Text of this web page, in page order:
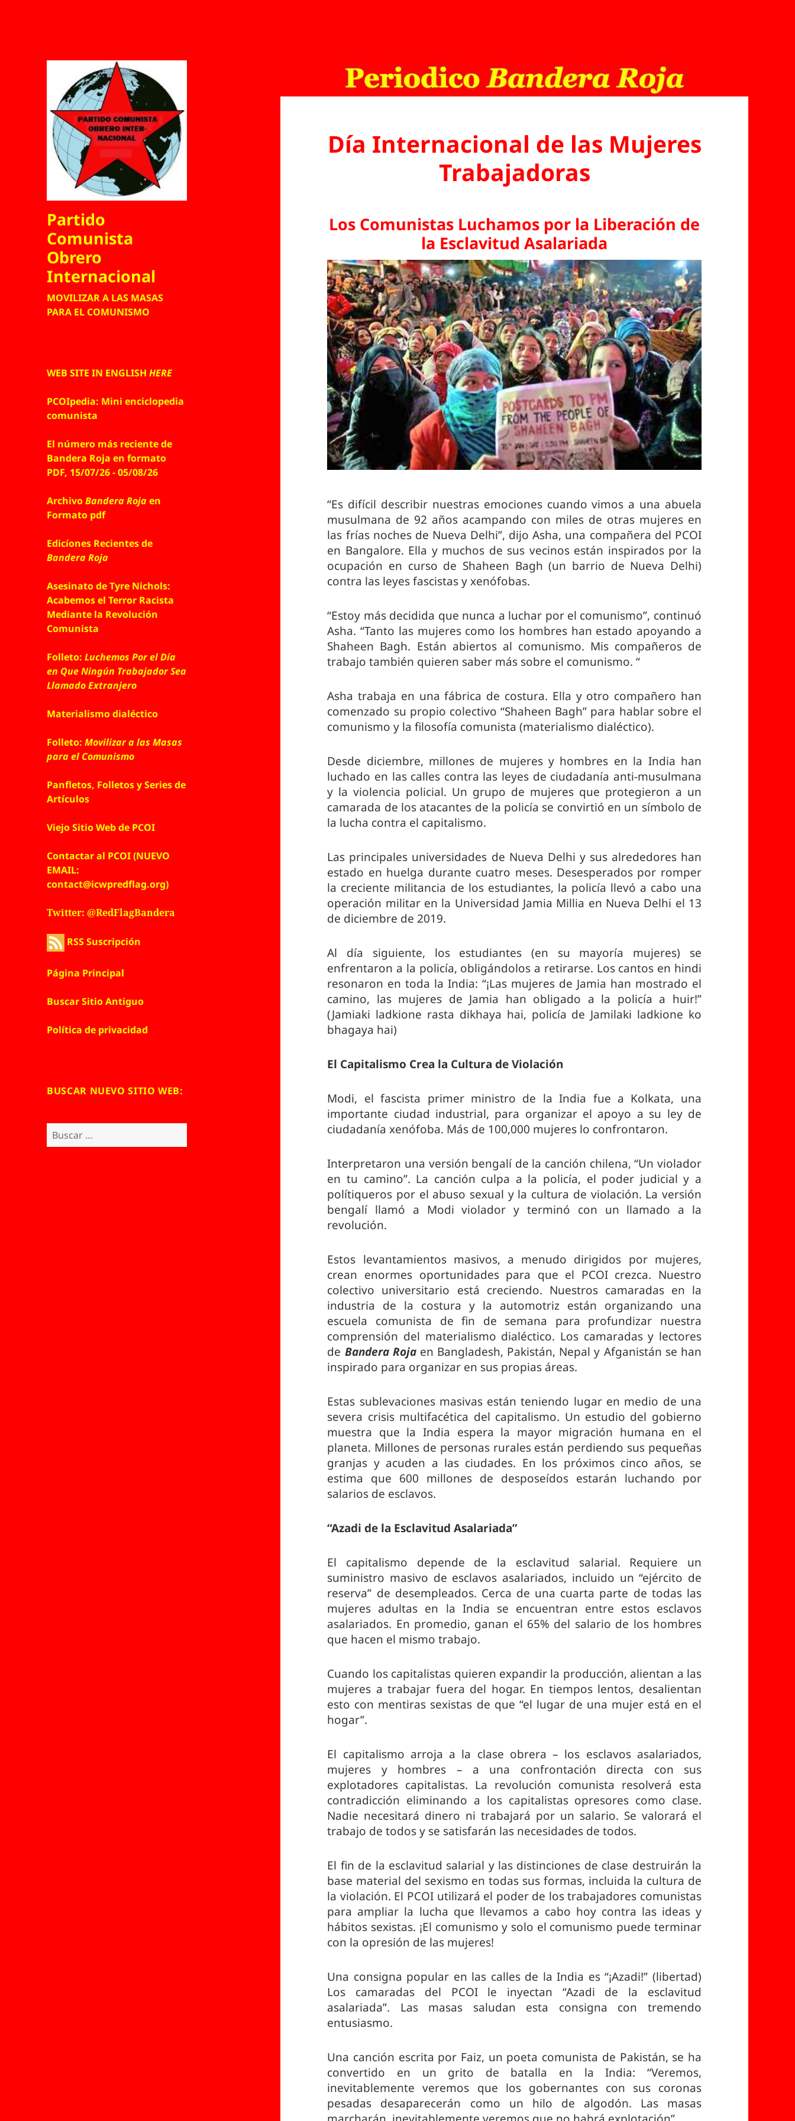
Partido
Comunista
Obrero
Internacional
MOVILIZAR A LAS MASAS
PARA EL COMUNISMO
WEB SITE IN ENGLISHHERE
PCOIpedia: Mini enciclopedia
comunista
El número más reciente de
Bandera Roja en formato
PDF, 15/07/26 - 05/08/26
ArchivoBandera Rojaen
Formato pdf
Edicíones Recientes de
Bandera Roja
Asesinato de Tyre Nichols:
Acabemos el Terror Racista
Mediante la Revolución
Comunista
Folleto:Luchemos Por el Día
en Que Ningún Trabajador Sea
Llamado Extranjero
Materialismo dialéctico
Folleto:Movilizar a las Masas
para el Comunismo
Panfletos, Folletos y Series de
Artículos
Viejo Sitio Web de PCOI
Contactar al PCOI (NUEVO
EMAIL:
contact@icwpredflag.org)
Twitter: @RedFlagBandera
RSS Suscripción
Página Principal
Buscar Sitio Antiguo
Política de privacidad
BUSCAR NUEVO SITIO WEB:
Día Internacional de las Mujeres
Trabajadoras
Los Comunistas Luchamos por la Liberación de
la Esclavitud Asalariada
“Es difícil describir nuestras emociones cuando vimos a una abuela
musulmana de 92 años acampando con miles de otras mujeres en
las frías noches de Nueva Delhi”, dijo Asha, una compañera del PCOI
en Bangalore. Ella y muchos de sus vecinos están inspirados por la
ocupación en curso de Shaheen Bagh (un barrio de Nueva Delhi)
contra las leyes fascistas y xenófobas.
“Estoy más decidida que nunca a luchar por el comunismo”, continuó
Asha. “Tanto las mujeres como los hombres han estado apoyando a
Shaheen Bagh. Están abiertos al comunismo. Mis compañeros de
trabajo también quieren saber más sobre el comunismo. “
Asha trabaja en una fábrica de costura. Ella y otro compañero han
comenzado su propio colectivo “Shaheen Bagh” para hablar sobre el
comunismo y la filosofía comunista (materialismo dialéctico).
Desde diciembre, millones de mujeres y hombres en la India han
luchado en las calles contra las leyes de ciudadanía anti-musulmana
y la violencia policial. Un grupo de mujeres que protegieron a un
camarada de los atacantes de la policía se convirtió en un símbolo de
la lucha contra el capitalismo.
Las principales universidades de Nueva Delhi y sus alrededores han
estado en huelga durante cuatro meses. Desesperados por romper
la creciente militancia de los estudiantes, la policía llevó a cabo una
operación militar en la Universidad Jamia Millia en Nueva Delhi el 13
de diciembre de 2019.
Al día siguiente, los estudiantes (en su mayoría mujeres) se
enfrentaron a la policía, obligándolos a retirarse. Los cantos en hindi
resonaron en toda la India: “¡Las mujeres de Jamia han mostrado el
camino, las mujeres de Jamia han obligado a la policía a huir!”
(Jamiaki ladkione rasta dikhaya hai, policía de Jamilaki ladkione ko
bhagaya hai)
El Capitalismo Crea la Cultura de Violación
Modi, el fascista primer ministro de la India fue a Kolkata, una
importante ciudad industrial, para organizar el apoyo a su ley de
ciudadanía xenófoba. Más de 100,000 mujeres lo confrontaron.
Interpretaron una versión bengalí de la canción chilena, “Un violador
en tu camino”. La canción culpa a la policía, el poder judicial y a
polítiqueros por el abuso sexual y la cultura de violación. La versión
bengalí llamó a Modi violador y terminó con un llamado a la
revolución.
Estos levantamientos masivos, a menudo dirigidos por mujeres,
crean enormes oportunidades para que el PCOI crezca. Nuestro
colectivo universitario está creciendo. Nuestros camaradas en la
industria de la costura y la automotriz están organizando una
escuela comunista de fin de semana para profundizar nuestra
comprensión del materialismo dialéctico. Los camaradas y lectores
de Bandera Rojaen Bangladesh, Pakistán, Nepal y Afganistán se han
inspirado para organizar en sus propias áreas.
Estas sublevaciones masivas están teniendo lugar en medio de una
severa crisis multifacética del capitalismo. Un estudio del gobierno
muestra que la India espera la mayor migración humana en el
planeta. Millones de personas rurales están perdiendo sus pequeñas
granjas y acuden a las ciudades. En los próximos cinco años, se
estima que 600 millones de desposeídos estarán luchando por
salarios de esclavos.
“Azadi de la Esclavitud Asalariada”
El capitalismo depende de la esclavitud salarial. Requiere un
suministro masivo de esclavos asalariados, incluido un “ejército de
reserva” de desempleados. Cerca de una cuarta parte de todas las
mujeres adultas en la India se encuentran entre estos esclavos
asalariados. En promedio, ganan el 65% del salario de los hombres
que hacen el mismo trabajo.
Cuando los capitalistas quieren expandir la producción, alientan a las
mujeres a trabajar fuera del hogar. En tiempos lentos, desalientan
esto con mentiras sexistas de que “el lugar de una mujer está en el
hogar”.
El capitalismo arroja a la clase obrera – los esclavos asalariados,
mujeres y hombres – a una confrontación directa con sus
explotadores capitalistas. La revolución comunista resolverá esta
contradicción eliminando a los capitalistas opresores como clase.
Nadie necesitará dinero ni trabajará por un salario. Se valorará el
trabajo de todos y se satisfarán las necesidades de todos.
El fin de la esclavitud salarial y las distinciones de clase destruirán la
base material del sexismo en todas sus formas, incluida la cultura de
la violación. El PCOI utilizará el poder de los trabajadores comunistas
para ampliar la lucha que llevamos a cabo hoy contra las ideas y
hábitos sexistas. ¡El comunismo y solo el comunismo puede terminar
con la opresión de las mujeres!
Una consigna popular en las calles de la India es “¡Azadi!” (libertad)
Los camaradas del PCOI le inyectan “Azadi de la esclavitud
asalariada”. Las masas saludan esta consigna con tremendo
entusiasmo.
Una canción escrita por Faiz, un poeta comunista de Pakistán, se ha
convertido en un grito de batalla en la India: “Veremos,
inevitablemente veremos que los gobernantes con sus coronas
pesadas desaparecerán como un hilo de algodón. Las masas